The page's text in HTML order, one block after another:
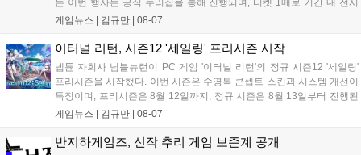
는 이번 행사는 공식 누리집을 통해 진행되며, 티켓 1매로 기간 내 전시
작을 제한 없이 체험할 수 있습니다. 일반 및 루키 부문 등 다양한 인디게
세계 누구나 참여 가능한 이번 행사는 역대 최대 규모로 열려 인디게임
생태계 확장에 기여할 전망입니다....
게임뉴스 | 김규만 | 08-07
이터널 리턴, 시즌12 '세일링' 프리시즌 시작
넵튠 자회사 님블뉴런이 PC 게임 '이터널 리턴'의 정규 시즌12 '세일링'
프리시즌을 시작했다. 이번 시즌은 수영복 콘셉트 스킨과 시스템 개선이
특징이며, 프리시즌은 8월 12일까지, 정규 시즌은 8월 13일부터 진행된
다. 실험체 관찰일지 추가와 후반부 전략 강화를 위한 다중 크로노 스피
대를 모으고 있다....
게임뉴스 | 김규만 | 08-07
반지하게임즈, 신작 추리 게임 보존계 공개